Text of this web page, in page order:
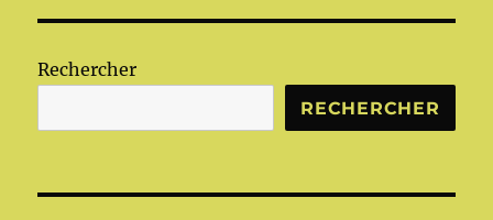
Rechercher
RECHERCHER